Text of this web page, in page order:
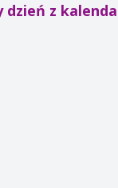
dzień z